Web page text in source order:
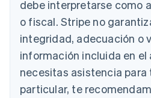
debe interpretarse como
o fiscal. Stripe no
integridad, adecuación o
información incluida en el
necesitas asistencia para
particular, te
DeutschEnglish
Nederlands FrançaisDeutsch
Brasil
Português English
Bulgaria
English
Canadá